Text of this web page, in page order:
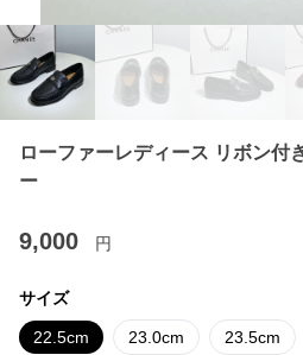
ローファーレディース リボン付
ー
9,000 円
サイズ
22.5cm 23.0cm 23.5cm